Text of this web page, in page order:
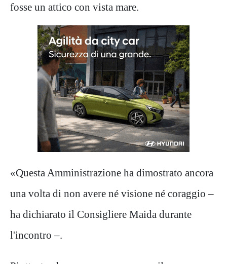
fosse un attico con vista mare.
«Questa Amministrazione ha dimostrato ancora
una volta di non avere né visione né coraggio –
ha dichiarato il Consigliere Maida durante
l'incontro –.